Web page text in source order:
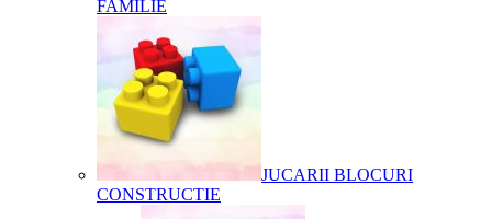
FAMILIE
JUCARII BLOCURI
CONSTRUCTIE